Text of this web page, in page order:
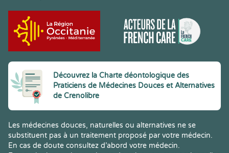
Découvrez la Charte déontologique des
Praticiens de Médecines Douces et Alternatives
de Crenolibre
Les médecines douces, naturelles ou alternatives ne se
substituent pas à un traitement proposé par votre médecin.
En cas de doute consultez d’abord votre médecin.